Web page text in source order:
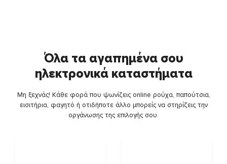
Όλα τα αγαπημένα σου
ηλεκτρονικά καταστήματα
Μη ξεχνάς! Κάθε φορά που ψωνίζεις online ρούχα, παπούτσια,
εισιτήρια, φαγητό ή οτιδήποτε άλλο μπορείς να στηρίζεις την
οργάνωσης της επιλογής σου.